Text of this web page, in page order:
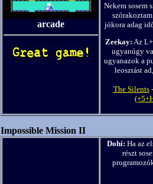
arcade
Nekem sosem
jókora adag
Zeekay: Az
ugyanúgy
ugyanazok a
leosztást
The Silents
Impossible Mission II
Dohi: Ha az
részt